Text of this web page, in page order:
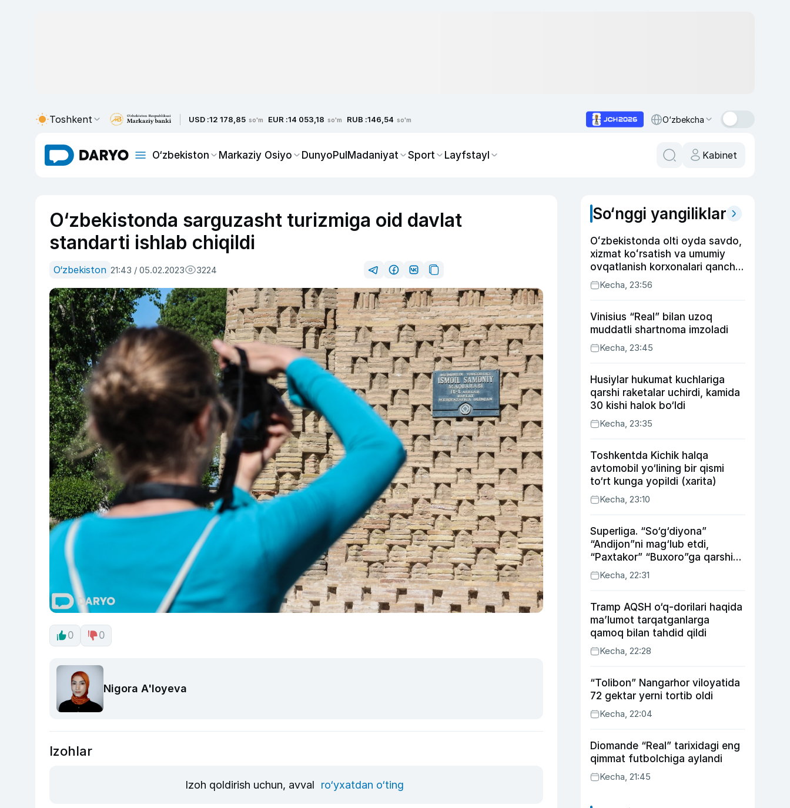
Toshkent USD :12 178,85 so'm EUR :14 053,18 so'm RUB :146,54 so'm O‘zbekcha
O‘zbekiston Markaziy Osiyo DunyoPulMadaniyat Sport Layfstayl Kabinet
O‘zbekistonda sarguzasht turizmiga oid davlat
standarti ishlab chiqildi
O‘zbekiston 21:43 / 05.02.2023 3224
0 0
Nigora A'loyeva
Izohlar
Izoh qoldirish uchun, avval ro‘yxatdan o‘ting
So‘nggi yangiliklar
Oʻzbekistonda olti oyda savdo,
xizmat koʻrsatish va umumiy
ovqatlanish korxonalari qancha
soliq toʻlagani ochiqlandi
Kecha, 23:56
Vinisius “Real” bilan uzoq
muddatli shartnoma imzoladi
Kecha, 23:45
Husiylar hukumat kuchlariga
qarshi raketalar uchirdi, kamida
30 kishi halok bo‘ldi
Kecha, 23:35
Toshkentda Kichik halqa
avtomobil yo‘lining bir qismi
to‘rt kunga yopildi (xarita)
Kecha, 23:10
Superliga. “So‘g‘diyona”
“Andijon”ni mag‘lub etdi,
“Paxtakor” “Buxoro”ga qarshi
bahsda g‘alabani qo‘ldan
chiqardi
Kecha, 22:31
Tramp AQSH o‘q-dorilari haqida
ma’lumot tarqatganlarga
qamoq bilan tahdid qildi
Kecha, 22:28
“Tolibon” Nangarhor viloyatida
72 gektar yerni tortib oldi
Kecha, 22:04
Diomande “Real” tarixidagi eng
qimmat futbolchiga aylandi
Kecha, 21:45